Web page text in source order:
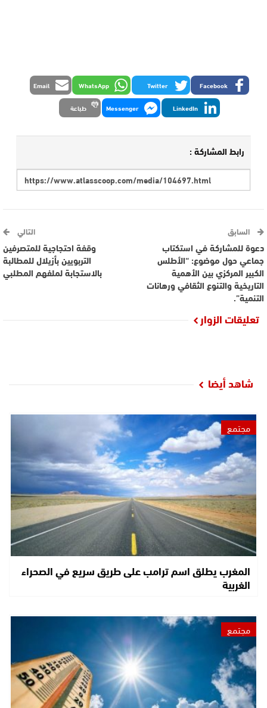
Facebook
Twitter
WhatsApp
Email
LinkedIn
Messenger طباعة
رابط المشاركة :
السابق
دعوة للمشاركة في استكتاب
جماعي حول موضوع: “الأطلس
الكبير المركزي بين الأهمية
التاريخية والتنوع الثقافي ورهانات
التنمية”.
التالي
وقفة احتجاجية للمتصرفين
التربويين بأزيلال للمطالبة
بالاستجابة لملفهم المطلبي
تعليقات الزوار
شاهد أيضا
مجتمع
المغرب يطلق اسم ترامب على طريق سريع في الصحراء
الغربية
مجتمع